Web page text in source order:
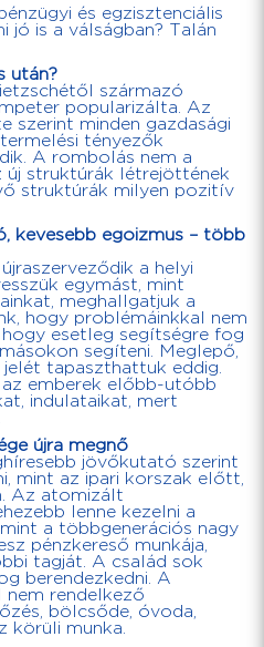
és egzisztenciális
jó is a válságban? Talán
után?
származó
popularizálta. Az
szerint minden gazdasági
tényezők
A rombolás nem a
új struktúrák létrejöttének
struktúrák milyen pozitív
kevesebb egoizmus – több
a helyi
egymást, mint
meghallgatjuk a
hogy problémáinkkal nem
esetleg segítségre fog
segíteni. Meglepő,
jelét tapaszthattuk eddig.
emberek előbb-utóbb
indulataikat, mert
újra megnő
jövőkutató szerint
mint az ipari korszak előtt,
Az atomizált
lenne kezelni a
a többgenerációs nagy
pénzkereső munkája,
tagját. A család sok
berendezkedni. A
nem rendelkező
bölcsőde, óvoda,
körüli munka.